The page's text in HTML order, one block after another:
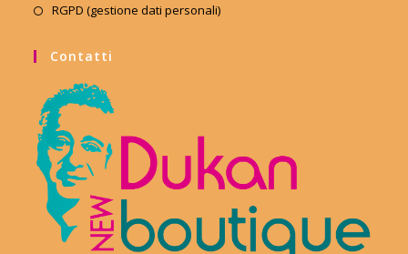
RGPD (gestione dati personali)
Contatti